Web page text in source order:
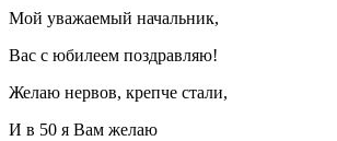
Мой уважаемый начальник,
Вас с юбилеем поздравляю!
Желаю нервов, крепче стали,
И в 50 я Вам желаю